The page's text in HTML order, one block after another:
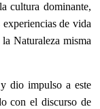
cultura dominante,
de vida
Naturaleza misma
dio impulso a este
con el discurso de